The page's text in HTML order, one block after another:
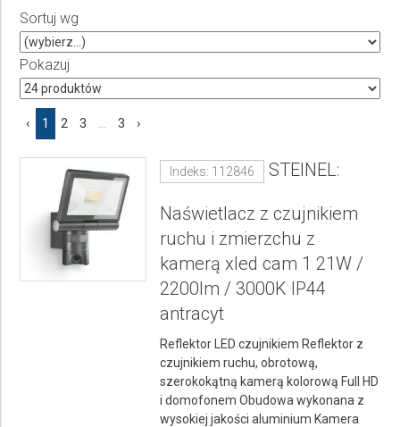
Producent
Wybierz producenta
Cena
Sortuj wg
Pokazuj
‹ 1 2 3 ... 3 ›
Indeks: 112846 STEINEL:
Naświetlacz z czujnikiem
ruchu i zmierzchu z
kamerą xled cam 1 21W /
2200lm / 3000K IP44
antracyt
Reflektor LED czujnikiem Reflektor z
czujnikiem ruchu, obrotową,
szerokokątną kamerą kolorową Full HD
i domofonem Obudowa wykonana z
wysokiej jakości aluminium Kamera